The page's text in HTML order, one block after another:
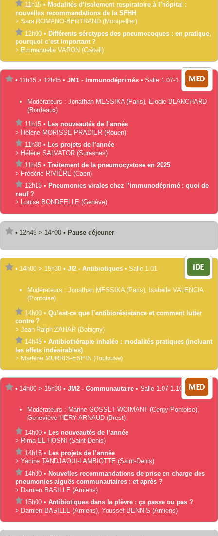
11h15 • Modalités d’isolement respiratoire à l’hôpital :
nouvelles recommandations de la SFHH
> Sara ROMANO-BERTRAND (Montpellier)
12h00 • Différents sérotypes des pneumocoques : en pratique,
pourquoi c’est important ?
> Emmanuelle VARON (Créteil)
• 11h15 > 12h45 • JM1 - Immunodéprimés • Salle 1.07-1.10
Modérateurs : Jonathan MESSIKA (Paris), Elodie BLANCHARD
(Bordeaux)
11h15 • Les nouveautés de l’année
> Hélène MORISSE PRADIER (Rouen)
11h30 • Les projets de l’année
> Hélène SALVATOR (Suresnes)
11h45 • Traitement de la pneumocystose en 2025
> Frédéric RIVIÈRE (Caen)
12h15 • Pneumonies virales chez l’immunodéprimé : quoi de
neuf ?
> Louise BONDEELLE (Genève)
• 12h45 > 14h00 • Pause déjeuner
• 14h00 > 15h30 • JI2 - Antibiotiques • Salle 1.01
Modérateurs : Jonathan MESSIKA (Paris), Isabelle VALENCIA
(Pontoise)
14h00 • Qu’est-ce que l’antibiorésistance et comment lutter
contre ?
> Jean Ralph ZAHAR (Bobigny)
14h45 • Antibiothérapie inhalée : modalités pratiques (incluant
les effets indésirables)
> Marlène MURRIS-ESPIN (Toulouse)
• 14h00 > 15h30 • JM2 - Communautaire • Salle 1.07-1.10
Modérateurs : Marine GOSSET-WOIMANT (Cergy-Pontoise),
Geneviève HÉRY-ARNAUD (Brest)
14h00 • Les nouveautés de l’année
> Rima EL HOSNI (Saint-Denis)
14h15 • Les projets de l’année
> Yacine TANDJAOUI-LAMBIOTTE (Saint-Denis)
14h30 • Nouvelles recommandations de prise en charge des
pneumonies aiguës communautaires : et après ?
> Damien BASILLE (Amiens)
15h00 • Antibiotiques dans la plèvre : ça passe ou pas ?
> Damien BASILLE (Amiens) Youssef BENNIS (Amiens)